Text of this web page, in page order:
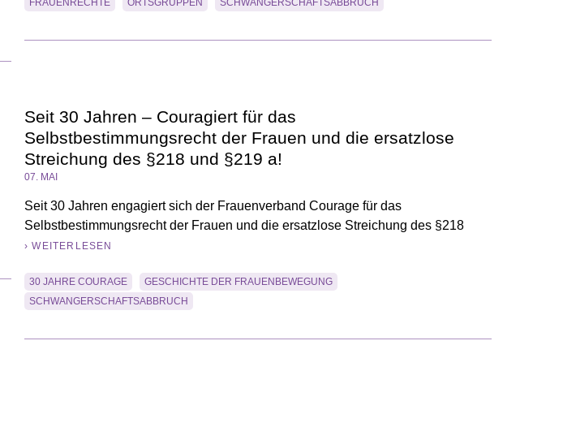
FRAUENRECHTE ORTSGRUPPEN SCHWANGERSCHAFTSABBRUCH
Seit 30 Jahren – Couragiert für das
Selbstbestimmungsrecht der Frauen und die ersatzlose
Streichung des §218 und §219 a!
07. MAI
Seit 30 Jahren engagiert sich der Frauenverband Courage für das
Selbstbestimmungsrecht der Frauen und die ersatzlose Streichung des §218
› WEITERLESEN
30 JAHRE COURAGE
GESCHICHTE DER FRAUENBEWEGUNG
SCHWANGERSCHAFTSABBRUCH